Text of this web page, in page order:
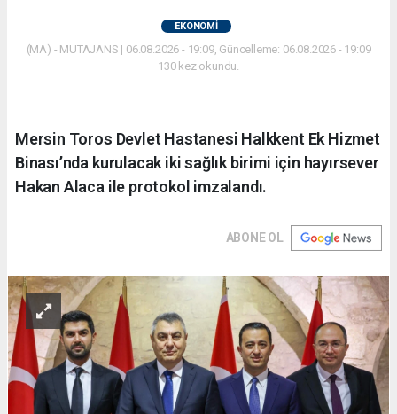
EKONOMİ
(MA) - MUTAJANS | 06.08.2026 - 19:09, Güncelleme: 06.08.2026 - 19:09
130 kez okundu.
Mersin Toros Devlet Hastanesi Halkkent Ek Hizmet
Binası’nda kurulacak iki sağlık birimi için hayırsever
Hakan Alaca ile protokol imzalandı.
ABONE OL